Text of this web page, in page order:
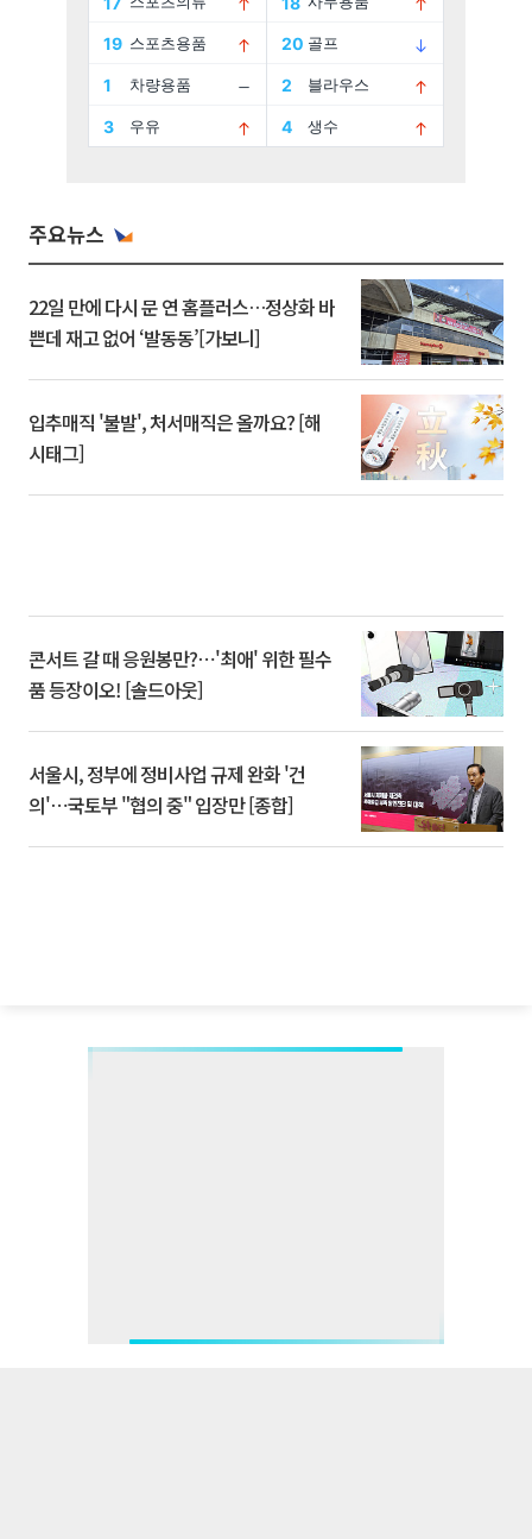
주요뉴스
22일 만에 다시 문 연 홈플러스…정상화 바
쁜데 재고 없어 ‘발동동’[가보니]
입추매직 '불발', 처서매직은 올까요? [해
시태그]
콘서트 갈 때 응원봉만?⋯'최애' 위한 필수
품 등장이오! [솔드아웃]
서울시, 정부에 정비사업 규제 완화 '건
의'⋯국토부 "협의 중" 입장만 [종합]